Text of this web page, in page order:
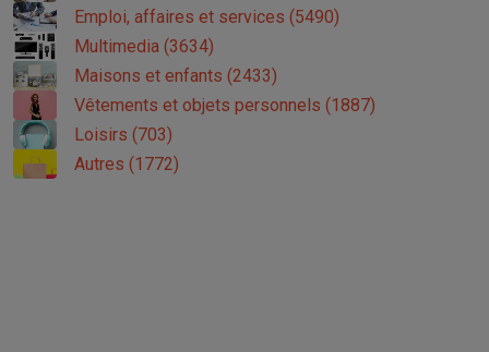
Emploi, affaires et services (5490)
Multimedia (3634)
Maisons et enfants (2433)
Vêtements et objets personnels (1887)
Loisirs (703)
Autres (1772)